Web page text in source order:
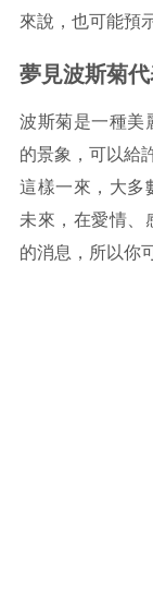
來說，也可能預
夢見波斯菊
波斯菊是一種美
的景象，可以給
這樣一來，大多
未來，在愛情、
的消息，所以你